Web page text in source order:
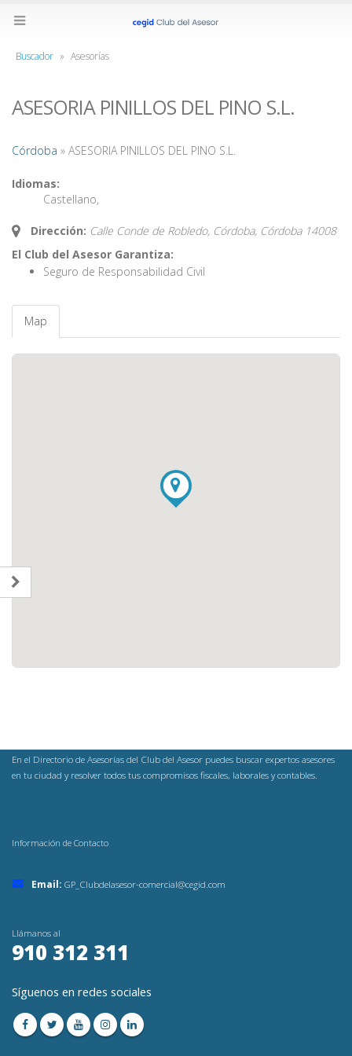
Buscador » Asesorías
ASESORIA PINILLOS DEL PINO S.L.
Córdoba » ASESORIA PINILLOS DEL PINO S.L.
Idiomas:
Castellano,
Dirección: Calle Conde de Robledo, Córdoba, Córdoba 14008
El Club del Asesor Garantiza:
Seguro de Responsabilidad Civil
Map
En el Directorio de Asesorías del Club del Asesor puedes buscar expertos asesores
en tu ciudad y resolver todos tus compromisos fiscales, laborales y contables.
Información de Contacto
Email: GP_Clubdelasesor-comercial@cegid.com
Llámanos al
910 312 311
Síguenos en redes sociales